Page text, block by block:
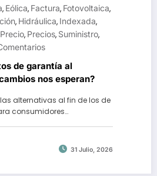
, Eólica, Factura, Fotovoltaica,
, Hidráulica, Indexada,
Precio, Precios, Suministro,
de garantía al
nos esperan?
alternativas al fin de los de
consumidores…
31 Julio, 2026